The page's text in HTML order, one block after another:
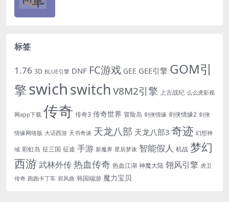
标签
1.76 3D BLUE引擎 DNF FC游戏 GEE GEE引擎 GOM引
擎swichswitchV8M2引擎 上古战纪 么么虎影视
网app下载 传奇 传奇3 传奇世界 冒险岛 剑侠情缘 剑侠情缘2 剑侠
情缘网络版 大话西游 天书奇谈 天龙八部 天龙八部3 奇迹 幻想神
域 彩虹岛 征三国 征途 手游 新魔界 星辰梦诛 智能假人 机战 梦幻
西游 武林外传热血传奇 热血江湖 神魔大陆 翎风引擎 虎卫
传奇 跑跑卡丁车 邪风曲 韩国端游 魔力宝贝